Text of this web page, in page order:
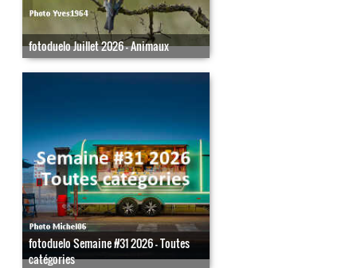
fotoduelo Juillet 2026 - Animaux
fotoduelo Semaine #31 2026 - Toutes
catégories